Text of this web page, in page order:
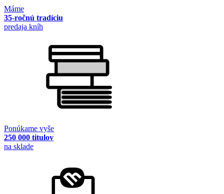
Máme
35-ročnú tradíciu
predaja kníh
Ponúkame vyše
250 000 titulov
na sklade